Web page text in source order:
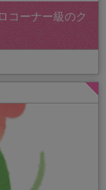
コーナー級のク